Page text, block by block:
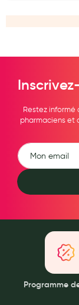
Restez informé
pharmaciens et
Programme